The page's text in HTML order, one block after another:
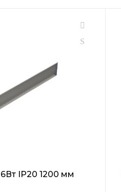
IP20 1200 мм